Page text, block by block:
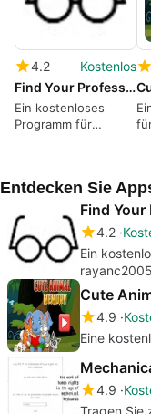
4.2
Kostenlos
Find Your Professor
Ein kostenloses
Programm für
Entdecken Sie
Find
4.2
Ein
Cute
4.9
Eine
4.9
Tragen Sie